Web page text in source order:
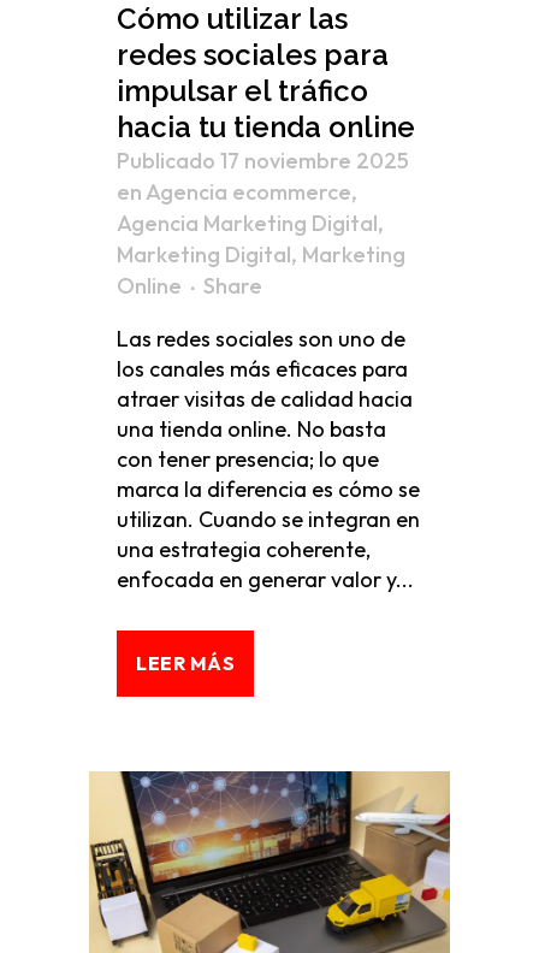
Cómo utilizar las
redes sociales para
impulsar el tráfico
hacia tu tienda online
Publicado 17 noviembre 2025
en Agencia ecommerce,
Agencia Marketing Digital,
Marketing Digital, Marketing
Online
Share
Las redes sociales son uno de
los canales más eficaces para
atraer visitas de calidad hacia
una tienda online. No basta
con tener presencia; lo que
marca la diferencia es cómo se
utilizan. Cuando se integran en
una estrategia coherente,
enfocada en generar valor y...
LEER MÁS